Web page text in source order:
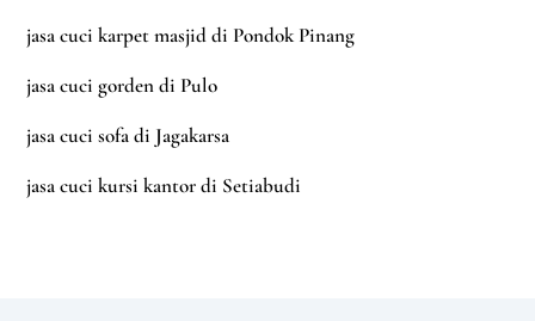
jasa cuci karpet masjid di Pondok Pinang
jasa cuci gorden di Pulo
jasa cuci sofa di Jagakarsa
jasa cuci kursi kantor di Setiabudi